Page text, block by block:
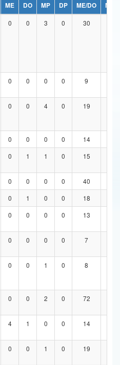
e Comunicações
Humanos
ME DO MP DP ME/DO
MP/
0 0 3 0 30
0 0 0 0 9
0 0 4 0 19
0 0 0 0 14
0 1 1 0 15
0 0 0 0 40
0 1 0 0 18
0 0 0 0 13
0 0 0 0 7
0 0 1 0 8
0 0 2 0 72
4 1 0 0 14
0 0 1 0 19